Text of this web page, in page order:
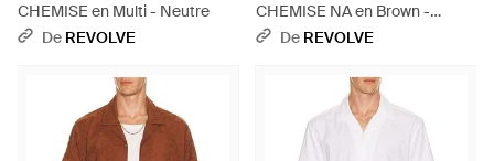
CHEMISE en Multi - Neutre
De REVOLVE
CHEMISE NA en Brown -
Marron
De REVOLVE